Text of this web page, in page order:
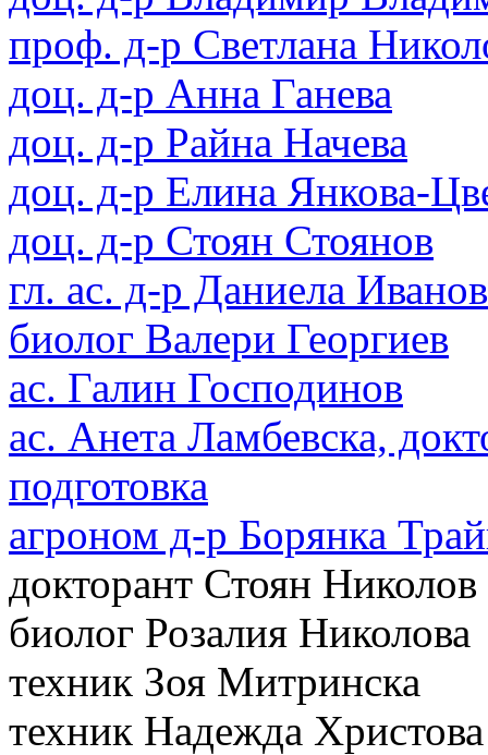
проф. д-р Светлана
доц. д-р Анна Ганева
доц. д-р Райна Начева
доц. д-р Елина Янкова-
доц. д-р Стоян Стоянов
гл. ас. д-р Даниела
биолог Валери Георгиев
ас. Галин Господинов
ас. Анета Ламбевска,
подготовка
агроном д-р Борянка
докторант Стоян Николов
биолог Розалия Николова
техник Зоя Митринска
техник Надежда Христова